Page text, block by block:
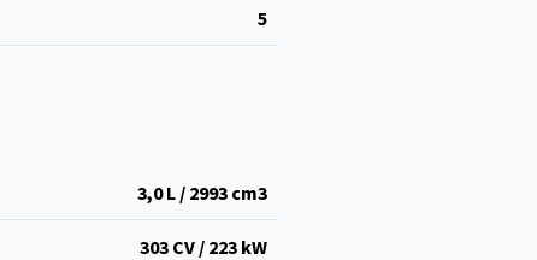
5
3,0 L / 2993 cm3
303 CV / 223 kW